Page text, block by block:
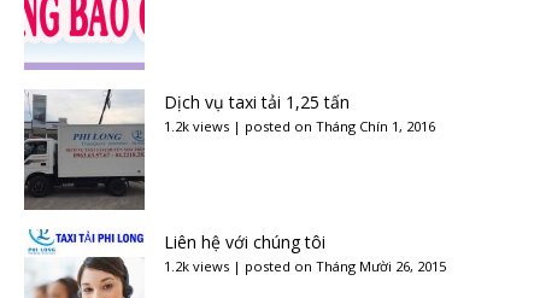
Dịch vụ taxi tải 1,25 tấn
1.2k views | posted on Tháng Chín 1, 2016
Liên hệ với chúng tôi
1.2k views | posted on Tháng Mười 26, 2015